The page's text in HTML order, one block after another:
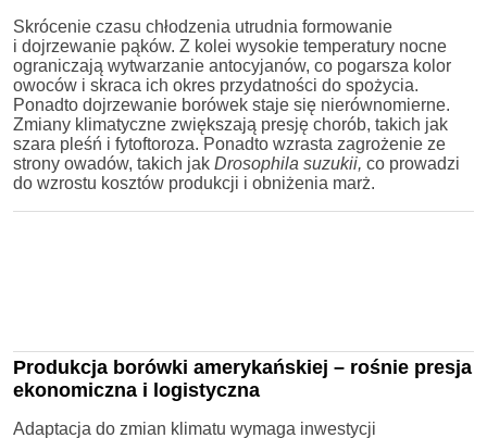
Skrócenie czasu chłodzenia utrudnia formowanie
i dojrzewanie pąków. Z kolei wysokie temperatury nocne
ograniczają wytwarzanie antocyjanów, co pogarsza kolor
owoców i skraca ich okres przydatności do spożycia.
Ponadto dojrzewanie borówek staje się nierównomierne.
Zmiany klimatyczne zwiększają presję chorób, takich jak
szara pleśń i fytoftoroza. Ponadto wzrasta zagrożenie ze
strony owadów, takich jak Drosophila suzukii, co prowadzi
do wzrostu kosztów produkcji i obniżenia marż.
Produkcja borówki amerykańskiej – rośnie presja
ekonomiczna i logistyczna
Adaptacja do zmian klimatu wymaga inwestycji